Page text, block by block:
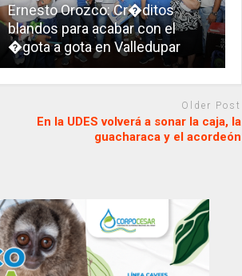
Ernesto Orozco: Cr�ditos
blandos para acabar con el
�gota a gota en Valledupar
Older Post
En la UDES volverá a sonar la caja, la
guacharaca y el acordeón